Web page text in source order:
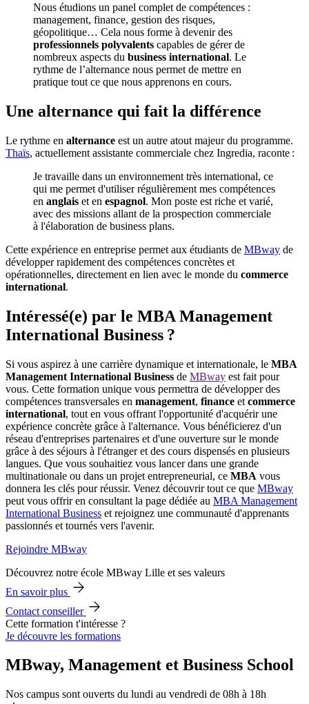
Nous étudions un panel complet de compétences :
management, finance, gestion des risques,
géopolitique… Cela nous forme à devenir des
professionnels polyvalents capables de gérer de
nombreux aspects du business international. Le
rythme de l’alternance nous permet de mettre en
pratique tout ce que nous apprenons en cours.
Une alternance qui fait la différence
Le rythme en alternance est un autre atout majeur du programme.
Thaïs, actuellement assistante commerciale chez Ingredia, raconte :
Je travaille dans un environnement très international, ce
qui me permet d'utiliser régulièrement mes compétences
en anglais et en espagnol. Mon poste est riche et varié,
avec des missions allant de la prospection commerciale
à l'élaboration de business plans.
Cette expérience en entreprise permet aux étudiants de MBway de
développer rapidement des compétences concrètes et
opérationnelles, directement en lien avec le monde du commerce
international.
Intéressé(e) par le MBA Management
International Business ?
Si vous aspirez à une carrière dynamique et internationale, le MBA
Management International Business de MBway est fait pour
vous. Cette formation unique vous permettra de développer des
compétences transversales en management, finance et commerce
international, tout en vous offrant l'opportunité d'acquérir une
expérience concrète grâce à l'alternance. Vous bénéficierez d'un
réseau d'entreprises partenaires et d'une ouverture sur le monde
grâce à des séjours à l'étranger et des cours dispensés en plusieurs
langues. Que vous souhaitiez vous lancer dans une grande
multinationale ou dans un projet entrepreneurial, ce MBA vous
donnera les clés pour réussir. Venez découvrir tout ce que MBway
peut vous offrir en consultant la page dédiée au MBA Management
International Business et rejoignez une communauté d'apprenants
passionnés et tournés vers l'avenir.
Rejoindre MBway
Découvrez notre école MBway Lille et ses valeurs
En savoir plus
Contact conseiller
Cette formation t'intéresse ?
Je découvre les formations
MBway, Management et Business School
Nos campus sont ouverts du lundi au vendredi de 08h à 18h